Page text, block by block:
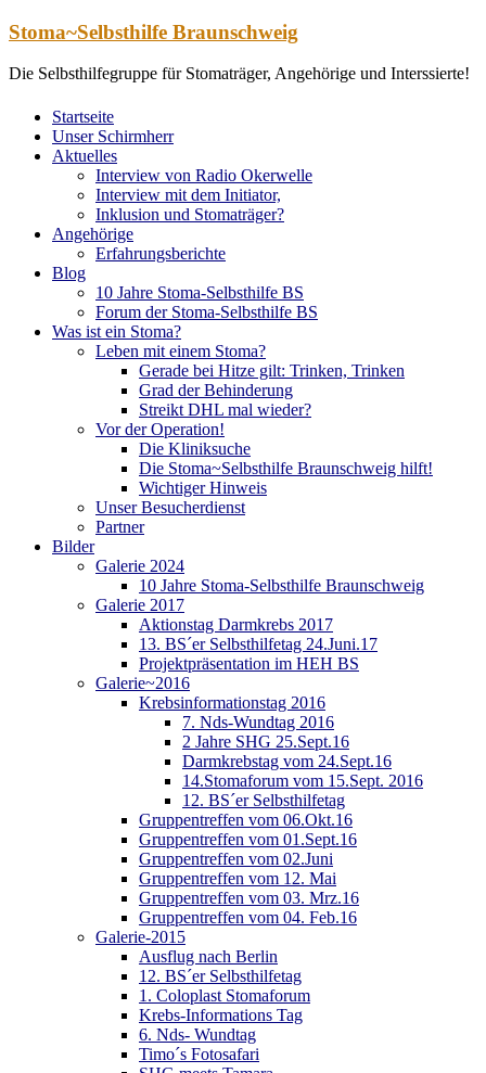
Zum
springen
Stoma~Selbsthilfe Braunschweig
Die Selbsthilfegruppe für Stomaträger, Angehörige und Interssierte!
Startseite
Unser Schirmherr
Aktuelles
Interview von Radio Okerwelle
Interview mit dem Initiator,
Inklusion und Stomaträger?
Angehörige
Erfahrungsberichte
Blog
10 Jahre Stoma-Selbsthilfe BS
Forum der Stoma-Selbsthilfe BS
Was ist ein Stoma?
Leben mit einem Stoma?
Gerade bei Hitze gilt: Trinken, Trinken
Grad der Behinderung
Streikt DHL mal wieder?
Vor der Operation!
Die Kliniksuche
Die Stoma~Selbsthilfe Braunschweig hilft!
Wichtiger Hinweis
Unser Besucherdienst
Partner
Bilder
Galerie 2024
10 Jahre Stoma-Selbsthilfe Braunschweig
Galerie 2017
Aktionstag Darmkrebs 2017
13. BS´er Selbsthilfetag 24.Juni.17
Projektpräsentation im HEH BS
Galerie~2016
Krebsinformationstag 2016
7. Nds-Wundtag 2016
2 Jahre SHG 25.Sept.16
Darmkrebstag vom 24.Sept.16
14.Stomaforum vom 15.Sept. 2016
12. BS´er Selbsthilfetag
Gruppentreffen vom 06.Okt.16
Gruppentreffen vom 01.Sept.16
Gruppentreffen vom 02.Juni
Gruppentreffen vom 12. Mai
Gruppentreffen vom 03. Mrz.16
Gruppentreffen vom 04. Feb.16
Galerie-2015
Ausflug nach Berlin
12. BS´er Selbsthilfetag
1. Coloplast Stomaforum
Krebs-Informations Tag
6. Nds- Wundtag
Timo´s Fotosafari